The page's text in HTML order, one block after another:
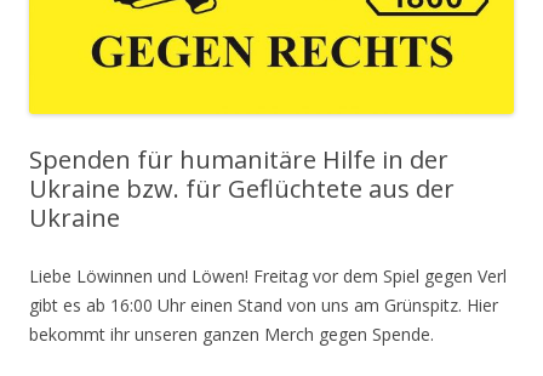
Spenden für humanitäre Hilfe in der
Ukraine bzw. für Geflüchtete aus der
Ukraine
Liebe Löwinnen und Löwen! Freitag vor dem Spiel gegen Verl
gibt es ab 16:00 Uhr einen Stand von uns am Grünspitz. Hier
bekommt ihr unseren ganzen Merch gegen Spende.